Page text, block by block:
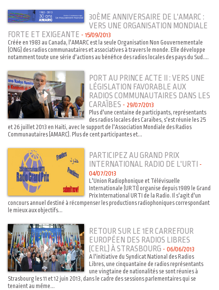
30ÈME ANNIVERSAIRE DE L'AMARC :
VERS UNE ORGANISATION MONDIALE
FORTE ET EXIGEANTE - 15/09/2013
Créée en 1983 au Canada, l'AMARC est la seule Organisation Non Gouvernementale
(ONG) des radios communautaires et associatives à travers le monde. Elle développe
notamment toute une série d'actions au bénéfice des radios locales des pays du Sud....
PORT AU PRINCE ACTE II : VERS UNE
LÉGISLATION FAVORABLE AUX
RADIOS COMMUNAUTAIRES DANS LES
CARAÏBES - 29/07/2013
Plus d'une centaine de participants, représentants
des radios locales des Caraïbes, s'est réunie les 25
et 26 juillet 2013 en Haïti, avec le support de l'Association Mondiale des Radios
Communautaires (AMARC). Plus de cent participantes et...
PARTICIPEZ AU GRAND PRIX
INTERNATIONAL RADIO DE L'URTI -
04/07/2013
L'Union Radiophonique et Télévisuelle
Internationale (URTI) organise depuis 1989 le Grand
Prix International URTI de la Radio. Il s'agit d'un
concours annuel destiné à récompenser les productions radiophoniques correspondant
le mieux aux objectifs...
RETOUR SUR LE 1ER CARREFOUR
EUROPÉEN DES RADIOS LIBRES
(CERL) À STRASBOURG - 06/06/2013
A l'initiative du Syndicat National des Radios
Libres, une cinquantaine de radios représentants
une vingtaine de nationalités se sont réunies à
Strasbourg les 11 et 12 juin 2013, dans le cadre des sessions parlementaires qui se
tenaient au même...